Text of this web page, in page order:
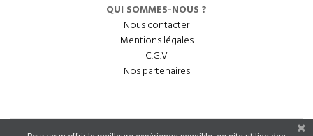
QUI SOMMES-NOUS ?
Nous contacter
Mentions légales
C.G.V
Nos partenaires